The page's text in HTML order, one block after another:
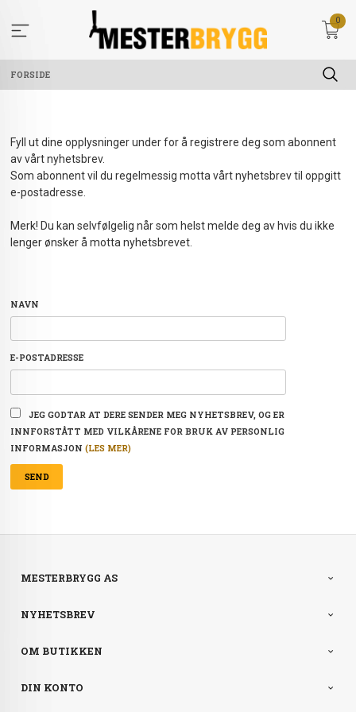
innholdet
0
FORSIDE
Fyll ut dine opplysninger under for å registrere deg som abonnent
av vårt nyhetsbrev.
Som abonnent vil du regelmessig motta vårt nyhetsbrev til oppgitt
e-postadresse.
Merk! Du kan selvfølgelig når som helst melde deg av hvis du ikke
lenger ønsker å motta nyhetsbrevet.
NAVN
E-POSTADRESSE
JEG GODTAR AT DERE SENDER MEG NYHETSBREV, OG ER
INNFORSTÅTT MED VILKÅRENE FOR BRUK AV PERSONLIG
INFORMASJON(LES MER)
MESTERBRYGG AS
NYHETSBREV
OM BUTIKKEN
DIN KONTO